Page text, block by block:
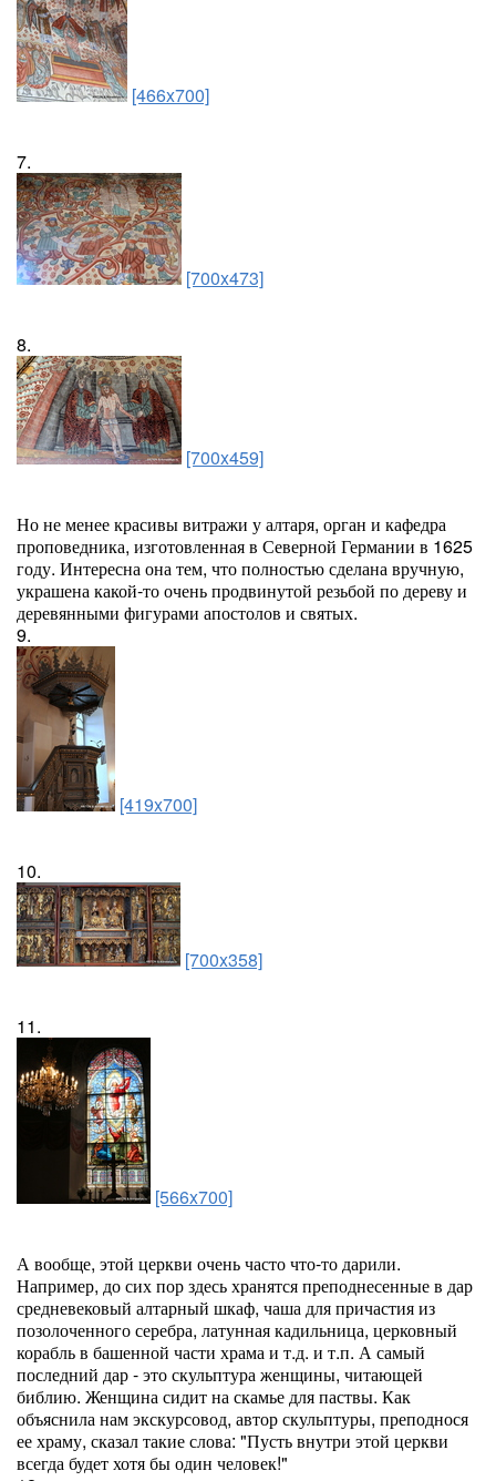
[466x700]
7.
[700x473]
8.
[700x459]
Но не менее красивы витражи у алтаря, орган и кафедра
проповедника, изготовленная в Северной Германии в 1625
году. Интересна она тем, что полностью сделана вручную,
украшена какой-то очень продвинутой резьбой по дереву и
деревянными фигурами апостолов и святых.
9.
[419x700]
10.
[700x358]
11.
[566x700]
А вообще, этой церкви очень часто что-то дарили.
Например, до сих пор здесь хранятся преподнесенные в дар
средневековый алтарный шкаф, чаша для причастия из
позолоченного серебра, латунная кадильница, церковный
корабль в башенной части храма и т.д. и т.п. А самый
последний дар - это скульптура женщины, читающей
библию. Женщина сидит на скамье для паствы. Как
объяснила нам экскурсовод, автор скульптуры, преподнося
ее храму, сказал такие слова: "Пусть внутри этой церкви
всегда будет хотя бы один человек!"